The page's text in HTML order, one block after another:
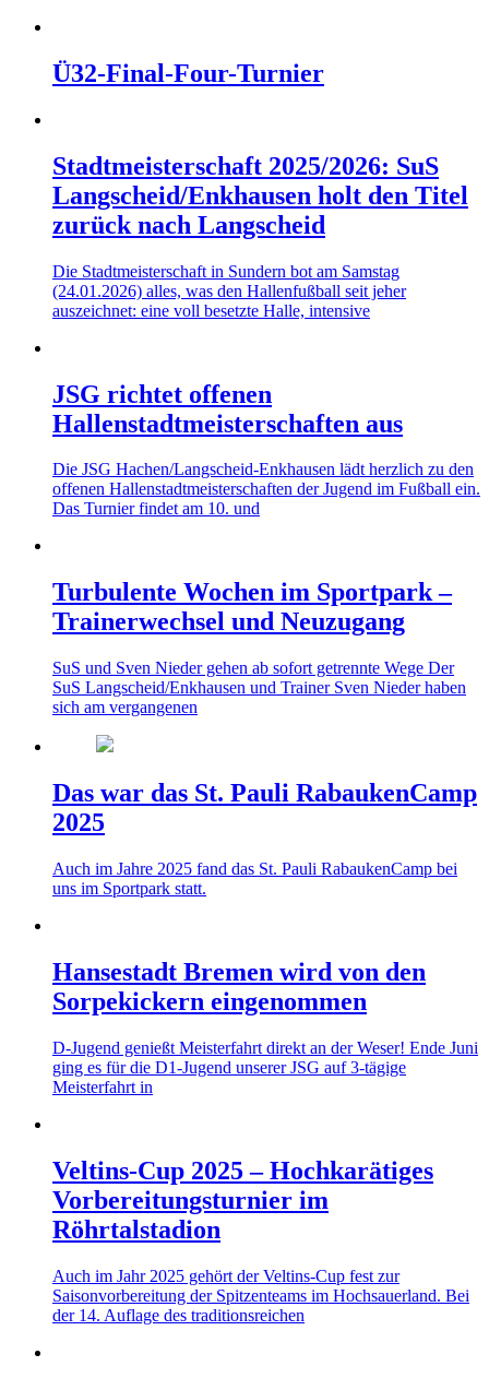
Ü32-Final-Four-Turnier
Stadtmeisterschaft 2025/2026: SuS
Langscheid/Enkhausen holt den Titel
zurück nach Langscheid
Die Stadtmeisterschaft in Sundern bot am Samstag
(24.01.2026) alles, was den Hallenfußball seit jeher
auszeichnet: eine voll besetzte Halle, intensive
JSG richtet offenen
Hallenstadtmeisterschaften aus
Die JSG Hachen/Langscheid-Enkhausen lädt herzlich zu den
offenen Hallenstadtmeisterschaften der Jugend im Fußball ein.
Das Turnier findet am 10. und
Turbulente Wochen im Sportpark –
Trainerwechsel und Neuzugang
SuS und Sven Nieder gehen ab sofort getrennte Wege Der
SuS Langscheid/Enkhausen und Trainer Sven Nieder haben
sich am vergangenen
Das war das St. Pauli RabaukenCamp
2025
Auch im Jahre 2025 fand das St. Pauli RabaukenCamp bei
uns im Sportpark statt.
Hansestadt Bremen wird von den
Sorpekickern eingenommen
D-Jugend genießt Meisterfahrt direkt an der Weser! Ende Juni
ging es für die D1-Jugend unserer JSG auf 3-tägige
Meisterfahrt in
Veltins-Cup 2025 – Hochkarätiges
Vorbereitungsturnier im
Röhrtalstadion
Auch im Jahr 2025 gehört der Veltins-Cup fest zur
Saisonvorbereitung der Spitzenteams im Hochsauerland. Bei
der 14. Auflage des traditionsreichen